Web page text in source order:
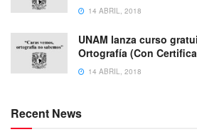
14 ABRIL, 2018
UNAM lanza curso
Ortografía (Con
14 ABRIL, 2018
Recent News